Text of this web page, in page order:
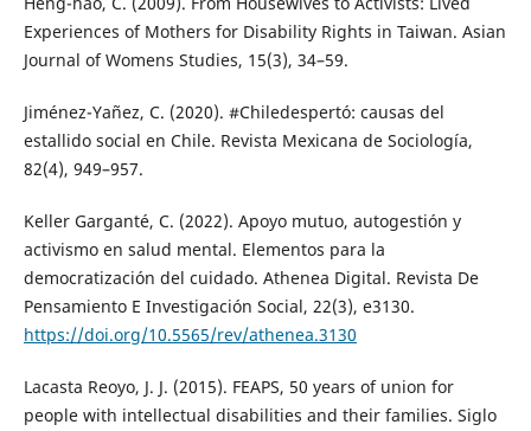
Experiences of Mothers for Disability Rights in Taiwan. Asian
Journal of Womens Studies, 15(3), 34–59.
Jiménez-Yañez, C. (2020). #Chiledespertó: causas del
estallido social en Chile. Revista Mexicana de Sociología,
82(4), 949–957.
Keller Garganté, C. (2022). Apoyo mutuo, autogestión y
activismo en salud mental. Elementos para la
democratización del cuidado. Athenea Digital. Revista De
Pensamiento E Investigación Social, 22(3), e3130.
https://doi.org/10.5565/rev/athenea.3130
Lacasta Reoyo, J. J. (2015). FEAPS, 50 years of union for
people with intellectual disabilities and their families. Siglo